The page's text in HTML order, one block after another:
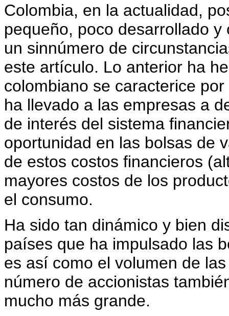
Colombia, en la actualidad,
pequeño, poco desarrollado
un sinnúmero de
este artículo. Lo anterior ha
colombiano se caracterice
ha llevado a las empresas a
de interés del sistema
oportunidad en las bolsas de
de estos costos financieros
mayores costos de los
el consumo.
Ha sido tan dinámico y bien
países que ha impulsado las
es así como el volumen de
número de accionistas
mucho más grande.